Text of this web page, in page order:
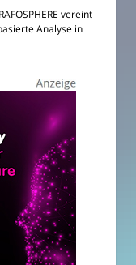
vereint
Analyse in